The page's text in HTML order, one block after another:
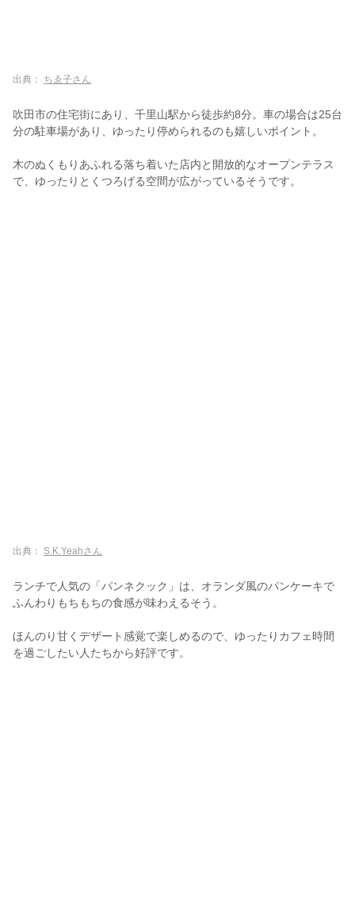
出典： ちゑ子さん
吹田市の住宅街にあり、千里山駅から徒歩約8分。車の場合は25台
分の駐車場があり、ゆったり停められるのも嬉しいポイント。
木のぬくもりあふれる落ち着いた店内と開放的なオープンテラス
で、ゆったりとくつろげる空間が広がっているそうです。
出典： S.K.Yeahさん
ランチで人気の「パンネクック」は、オランダ風のパンケーキで
ふんわりもちもちの食感が味わえるそう。
ほんのり甘くデザート感覚で楽しめるので、ゆったりカフェ時間
を過ごしたい人たちから好評です。